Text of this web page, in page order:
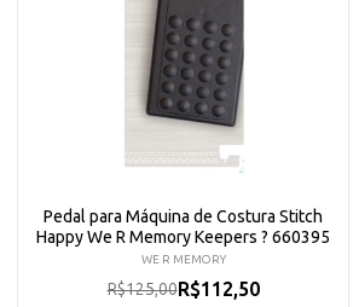
Pedal para Máquina de Costura Stitch
Happy We R Memory Keepers ? 660395
WE R MEMORY
R$125,00R$112,50